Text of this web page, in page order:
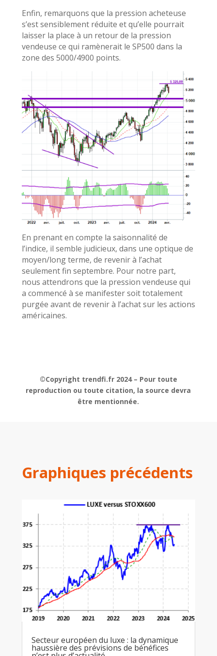
Enfin, remarquons que la pression acheteuse
s’est sensiblement réduite et qu’elle pourrait
laisser la place à un retour de la pression
vendeuse ce qui ramènerait le SP500 dans la
zone des 5000/4900 points.
En prenant en compte la saisonnalité de
l’indice, il semble judicieux, dans une optique de
moyen/long terme, de revenir à l’achat
seulement fin septembre. Pour notre part,
nous attendrons que la pression vendeuse qui
a commencé à se manifester soit totalement
purgée avant de revenir à l’achat sur les actions
américaines.
©Copyright trendfi.fr 2024 – Pour toute
reproduction ou toute citation, la source devra
être mentionnée.
Graphiques précédents
Secteur européen du luxe : la dynamique
haussière des prévisions de bénéfices